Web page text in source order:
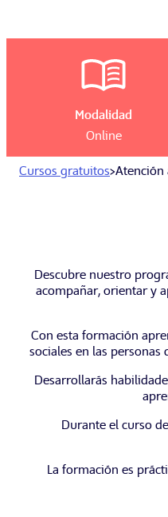
Modalidad
Online
Cursos gratuitos>Atención
Descubre nuestro
acompañar, orientar y
Con esta formación
sociales en las personas
Desarrollarás
Durante el curso
La formación es